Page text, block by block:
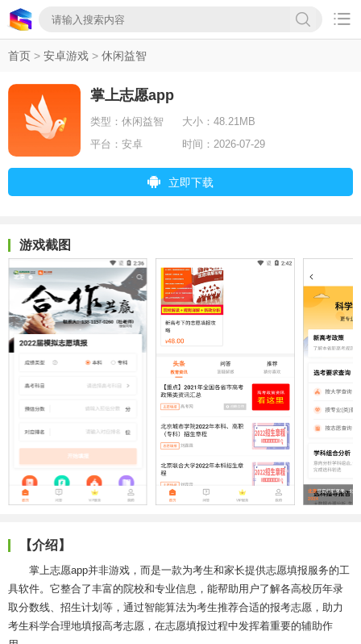

首页 > 安卓游戏 > 休闲益智
掌上志愿app
类型： 休闲益智 大小： 48.21MB
平台： 安卓 时间： 2026-07-29
立即下载
游戏截图
【介绍】
掌上志愿app并非游戏，而是一款为考生和家长提供志愿填报服务的工
具软件。它整合了丰富的院校和专业信息，能帮助用户了解各高校历年录
取分数线、招生计划等，通过智能算法为考生推荐合适的报考志愿，助力
考生科学合理地填报高考志愿，在志愿填报过程中发挥着重要的辅助作